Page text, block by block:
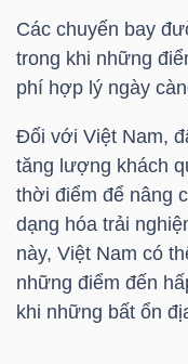
Các chuyến bay
trong khi những
phí hợp lý ngày
Đối với Việt Nam,
tăng lượng khách
thời điểm để nâng
dạng hóa trải
này, Việt Nam có
những điểm đến
khi những bất ổn
Tất cả Người
Tin
tức
(-)
Bài
viết
của
tác